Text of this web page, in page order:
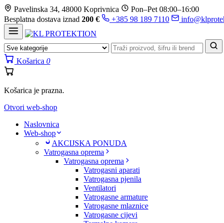
Prijeđi
na
sadržaj
Pavelinska 34, 48000 Koprivnica
Pon–Pet 08:00–16:00
Besplatna dostava iznad 200 € +385 98 189 7110
Košarica 0
Košarica je prazna.
Otvori web-shop
Naslovnica
Web-shop
AKCIJSKA PONUDA
Vatrogasna oprema
Vatrogasna oprema
Vatrogasni aparati
Vatrogasna pjenila
Ventilatori
Vatrogasne armature
Vatrogasne mlaznice
Vatrogasne cijevi